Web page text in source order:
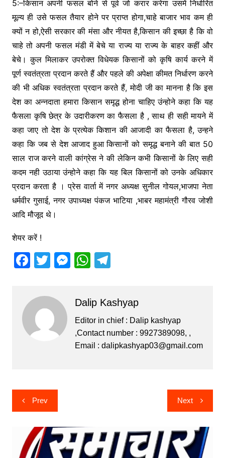
5:–किसान अपनी फसल बोने से पूर्व जो करार करेगा उसमें निर्धारित
मूल्य ही उसे फसल तैयार होने पर प्राप्त होगा,चाहे बाजार भाव कम ही
क्यों न हो,ऐसी सरकार की मंसा और नीयत है,किसान की इच्छा है कि वो
चाहे तो अपनी फसल मंडी में बेचे या राज्य या राज्य के बाहर कहीं और
बेचे। कुल मिलाकर उपरोक्त विधेयक किसानों को कृषि कार्य करने में
पूर्ण स्वतंत्रता प्रदान करते हैं और पहले की अपेक्षा कीमत निर्धारण करने
की भी अधिक स्वतंत्रता प्रदान करते हैं, मोदी जी का मानना है कि इस
देश का अन्नदाता हमारा किसान समृद्ध होना चाहिए उंन्होने कहा कि यह
फैसला कृषि छेत्र के उदारीकरण का फैसला है , साथ ही सही मायने में
कहा जाए तो देश के प्रत्येक किशान की आजादी का फैसला है, उन्हने
कहा कि जब से देश आजाद हुआ किसानों को समृद्ध बनाने की बात 50
साल राज करने वाली कांग्रेस ने की लेकिन कभी किसानों के लिए सही
कदम नही उठाया उंन्होने कहा कि यह बिल किसानों को उनके अधिकार
प्रदान करता है । प्रेस वार्ता में नगर अध्यक्ष सुनील गोयल,भाजपा नेता
धर्मवीर गुसाई, नगर उपाध्यक्ष पंकज भाटिया ,भाबर महामंत्री गौरव जोशी
आदि मौजूद थे।
शेयर करें !
F
c
e
b
o
T
itt
er
M
s
e
n
W
s
A
p
T
gr
a
m
Dalip Kashyap
Editor in chief : Dalip kashyap
,Contact number : 9927389098, ,
Email : dalipkashyap03@gmail.com
Post
navigation
Prev Next